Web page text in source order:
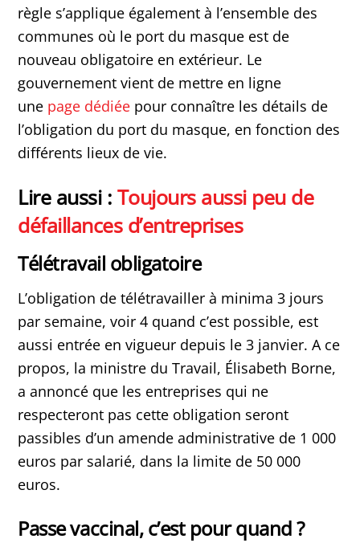
règle s’applique également à l’ensemble des
communes où le port du masque est de
nouveau obligatoire en extérieur. Le
gouvernement vient de mettre en ligne
une page dédiée pour connaître les détails de
l’obligation du port du masque, en fonction des
différents lieux de vie.
Lire aussi : Toujours aussi peu de
défaillances d’entreprises
Télétravail obligatoire
L’obligation de télétravailler à minima 3 jours
par semaine, voir 4 quand c’est possible, est
aussi entrée en vigueur depuis le 3 janvier. A ce
propos, la ministre du Travail, Élisabeth Borne,
a annoncé que les entreprises qui ne
respecteront pas cette obligation seront
passibles d’un amende administrative de 1 000
euros par salarié, dans la limite de 50 000
euros.
Passe vaccinal, c’est pour quand ?